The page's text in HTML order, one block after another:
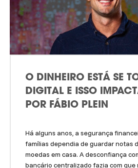
O DINHEIRO ESTÁ SE
DIGITAL E ISSO
POR FÁBIO PLEIN
Há alguns anos, a segurança
famílias dependia de guardar notas
moedas em casa. A desconfiança
bancário centralizado fazia com que